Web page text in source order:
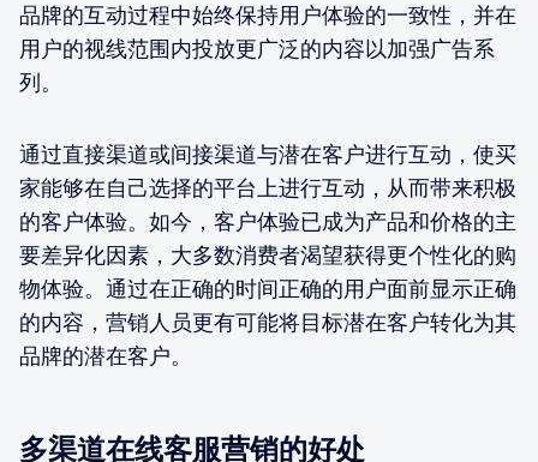
品牌的互动过程中始终保持用户体验的一致性，并在
用户的视线范围内投放更广泛的内容以加强广告系
列。
通过直接渠道或间接渠道与潜在客户进行互动，使买
家能够在自己选择的平台上进行互动，从而带来积极
的客户体验。如今，客户体验已成为产品和价格的主
要差异化因素，大多数消费者渴望获得更个性化的购
物体验。通过在正确的时间正确的用户面前显示正确
的内容，营销人员更有可能将目标潜在客户转化为其
品牌的潜在客户。
多渠道在线客服营销的好处